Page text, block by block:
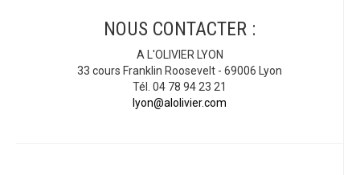
NOUS CONTACTER :
A L'OLIVIER LYON
33 cours Franklin Roosevelt - 69006 Lyon
Tél. 04 78 94 23 21
lyon@alolivier.com